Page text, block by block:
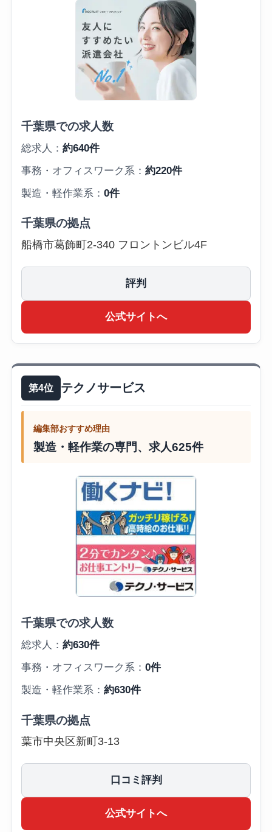
千葉県での求人数
総求人： 約640件
事務・オフィスワーク系： 約220件
製造・軽作業系： 0件
千葉県の拠点
船橋市葛飾町2-340 フロントンビル4F
評判
公式サイトへ
第4位 テクノサービス
編集部おすすめ理由
製造・軽作業の専門、求人625件
千葉県での求人数
総求人： 約630件
事務・オフィスワーク系： 0件
製造・軽作業系： 約630件
千葉県の拠点
葉市中央区新町3-13
口コミ評判
公式サイトへ